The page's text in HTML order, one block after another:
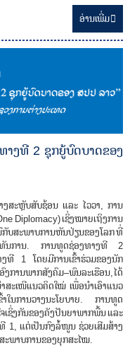
ອ່ານ​ເພີ່ມ
າງທີ 2 ຊຸກຍູ້ບົດບາດຂອງ
ງສະຫຼັບສັບຊ້ອນ ແລະ ໄວວາ, ການ
Diplomacy) ເຊິ່ງໝາຍເຖິງການ
ບສະພາບການຫັນປ່ຽນຂອງໂລກ ທີ່
ງທັນການ. ການທູດຊ່ອງທາງທີ 2
ທີ 1 ໂດຍມີການເຂົ້າຮ່ວມຂອງນັກ
ງການພາກສັງຄົມ–ພົນລະເຮືອນ, ໄດ້
ະເໜີແນວຄິດໃໝ່ ເພື່ອນໍາເອົາແນວ
າໃນການວາງນະໂຍບາຍ. ການທູດ
ເຊິ່ງກັນຂອງຄັງປັນຍາພາກພື້ນ ແລະ
1, ແຕ່ເປັນກົງລໍ້ໜູນ ຊ່ວຍເສີມສ້າງ
ະພາບການຂອງຍຸກສະໄໝ.